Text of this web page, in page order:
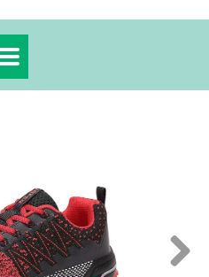
خروج از حساب کاربری